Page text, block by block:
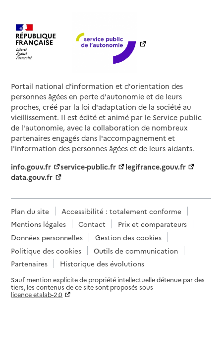
Portail national d'information et d'orientation des
personnes âgées en perte d'autonomie et de leurs
proches, créé par la loi d'adaptation de la société au
vieillissement. Il est édité et animé par le Service public
de l'autonomie, avec la collaboration de nombreux
partenaires engagés dans l'accompagnement et
l'information des personnes âgées et de leurs aidants.
info.gouv.fr
service-public.fr
legifrance.gouv.fr
data.gouv.fr
Plan du site
Accessibilité : totalement conforme
Mentions légales
Contact
Prix et comparateurs
Données personnelles
Gestion des cookies
Politique des cookies
Outils de communication
Partenaires
Historique des évolutions
Sauf mention explicite de propriété intellectuelle détenue par des
tiers, les contenus de ce site sont proposés sous
licence etalab-2.0